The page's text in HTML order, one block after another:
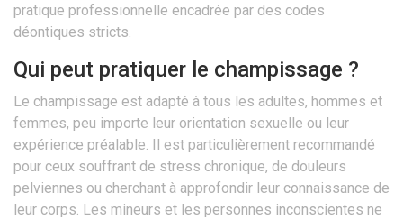
pratique professionnelle encadrée par des codes
déontiques stricts.
Qui peut pratiquer le champissage ?
Le champissage est adapté à tous les adultes, hommes et
femmes, peu importe leur orientation sexuelle ou leur
expérience préalable. Il est particulièrement recommandé
pour ceux souffrant de stress chronique, de douleurs
pelviennes ou cherchant à approfondir leur connaissance de
leur corps. Les mineurs et les personnes inconscientes ne